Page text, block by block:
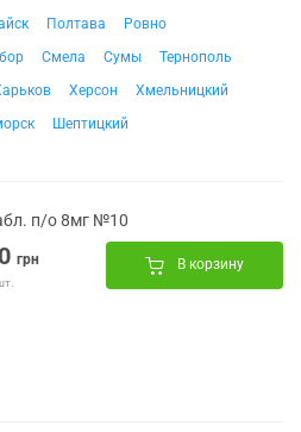
Полтава
Ровно
Смела Сумы
Тернополь
Херсон
Хмельницкий
Шептицкий
п/о 8мг №10
грн В корзину